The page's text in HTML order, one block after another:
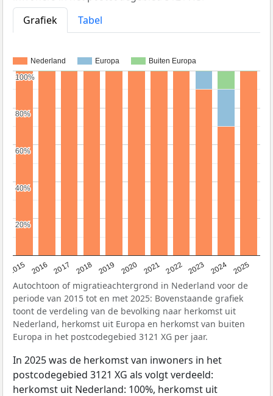
Grafiek
Tabel
Nederland Europa Buiten Europa
2015 2016 2017 2018 2019 2020 2021 2022 2023 2024 2025
20%
20%
40%
40%
60%
60%
80%
80%
100%
100%
Autochtoon of migratieachtergrond in Nederland voor de
periode van 2015 tot en met 2025: Bovenstaande grafiek
toont de verdeling van de bevolking naar herkomst uit
Nederland, herkomst uit Europa en herkomst van buiten
Europa in het postcodegebied 3121 XG per jaar.
In 2025 was de herkomst van inwoners in het
postcodegebied 3121 XG als volgt verdeeld:
herkomst uit Nederland: 100%, herkomst uit